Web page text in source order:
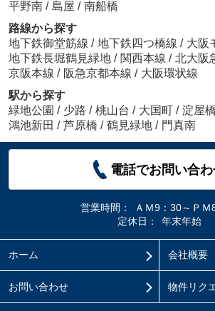
平野南 / 島屋 / 南船橋
路線から探す
地下鉄御堂筋線 / 地下鉄四つ橋線 / 大阪
地下鉄長堀鶴見緑地 / 関西本線 / 北大阪
京阪本線 / 阪急京都本線 / 大阪環状線
駅から探す
緑地公園 / 少路 / 桃山台 / 大国町 / 淀屋橋
鴻池新田 / 芦原橋 / 鶴見緑地 / 門真南
電話でお問い合
営業時間：
ＡＭ9：30～ＰＭ
定休日：
年末年始
ホーム 会社概要
お問い合わせ 物件リク